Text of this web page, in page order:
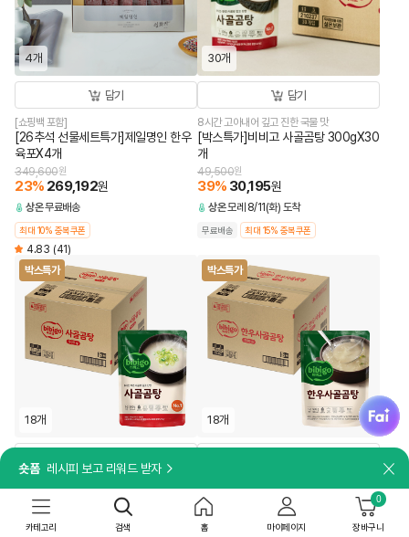
4개
담기
[쇼핑백 포함]
[26추석 선물세트특가]제일명인 한우
육포X4개
349,600원
23% 269,192원
상온무료배송
최대 10% 중복쿠폰
4.83 (41)
30개
담기
8시간 고아내어 깊고 진한 국물 맛
[박스특가]비비고 사골곰탕 300gX30
개
49,500원
39% 30,195원
상온모레 8/11(화) 도착
무료배송 최대 15% 중복쿠폰
박스특가
18개
[박스특가]비비고 사골곰탕 500gX18
39,240원
박스특가
18개
[박스특가]비비고 한우사골곰탕
500gX18개
63,000
숏폼 레시피 보고 리워드 받자
fai
카테고리 검색 홈 마이페이지 장바구니
0